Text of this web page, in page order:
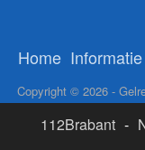
Home Informatie
Copyright © 2026 -
112Brabant -